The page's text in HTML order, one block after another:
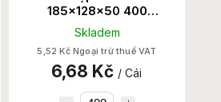
185x128x50 400
Set/Thùng
Skladem
5,52 Kč Ngoại trừ thuế VAT
6,68 Kč / Cái